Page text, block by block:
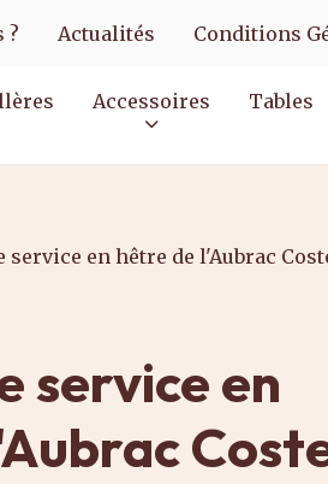
? Actualités Conditions
Accessoires Tables
service en hêtre de l'Aubrac
service en